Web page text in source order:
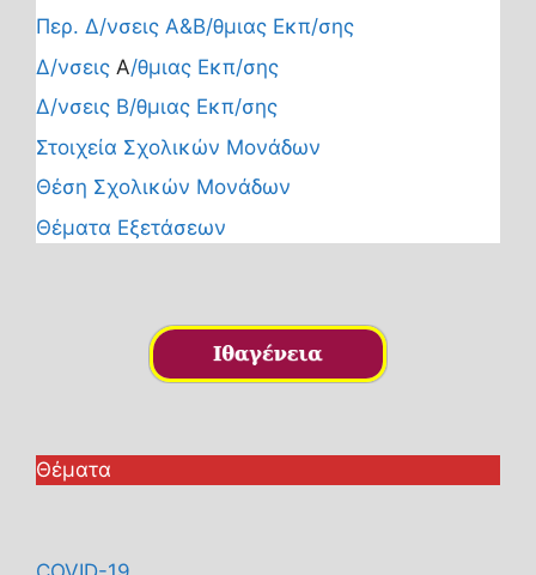
Περ. Δ/νσεις Α&Β/θμιας Εκπ/σης
Δ/νσεις Α/θμιας Εκπ/σης
Δ/νσεις Β/θμιας Εκπ/σης
Στοιχεία Σχολικών Μονάδων
Θέση Σχολικών Μονάδων
Θέματα Εξετάσεων
Θέματα